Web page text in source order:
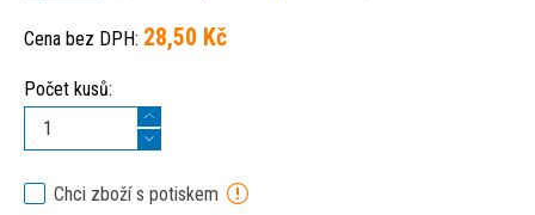
Cena bez DPH: 28,50 Kč
Počet kusů:
Chci zboží s potiskem